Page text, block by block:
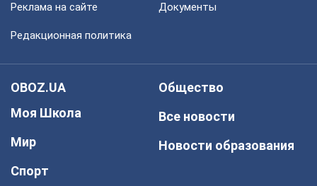
Реклама на сайте Документы
Редакционная политика
OBOZ.UA
Моя Школа
Мир
Спорт
Общество
Все новости
Новости образования